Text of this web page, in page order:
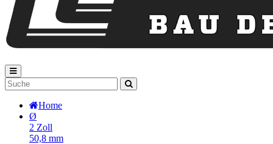
Home
Ø
2 Zoll
50,8 mm